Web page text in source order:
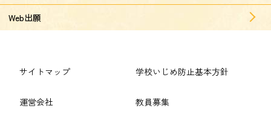
Web出願
サイトマップ
運営会社
学校いじめ防止基本方針
教員募集